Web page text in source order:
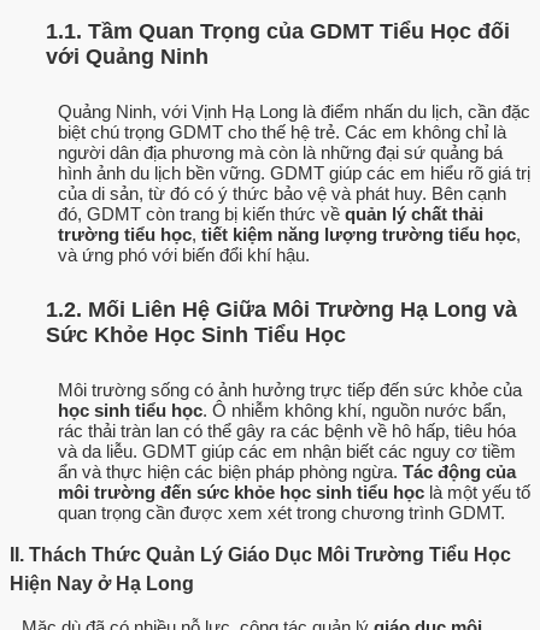
1.1. Tầm Quan Trọng của GDMT Tiểu Học đối
với Quảng Ninh
Quảng Ninh, với Vịnh Hạ Long là điểm nhấn du lịch, cần đặc
biệt chú trọng GDMT cho thế hệ trẻ. Các em không chỉ là
người dân địa phương mà còn là những đại sứ quảng bá
hình ảnh du lịch bền vững. GDMT giúp các em hiểu rõ giá trị
của di sản, từ đó có ý thức bảo vệ và phát huy. Bên cạnh
đó, GDMT còn trang bị kiến thức về quản lý chất thải
trường tiểu học, tiết kiệm năng lượng trường tiểu học,
và ứng phó với biến đổi khí hậu.
1.2. Mối Liên Hệ Giữa Môi Trường Hạ Long và
Sức Khỏe Học Sinh Tiểu Học
Môi trường sống có ảnh hưởng trực tiếp đến sức khỏe của
học sinh tiểu học. Ô nhiễm không khí, nguồn nước bẩn,
rác thải tràn lan có thể gây ra các bệnh về hô hấp, tiêu hóa
và da liễu. GDMT giúp các em nhận biết các nguy cơ tiềm
ẩn và thực hiện các biện pháp phòng ngừa. Tác động của
môi trường đến sức khỏe học sinh tiểu học là một yếu tố
quan trọng cần được xem xét trong chương trình GDMT.
II. Thách Thức Quản Lý Giáo Dục Môi Trường Tiểu Học
Hiện Nay ở Hạ Long